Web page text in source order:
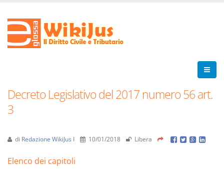
Decreto Legislativo del 2017 numero 56 art.
3
di Redazione WikiJus I 10/01/2018 Libera
Elenco dei capitoli